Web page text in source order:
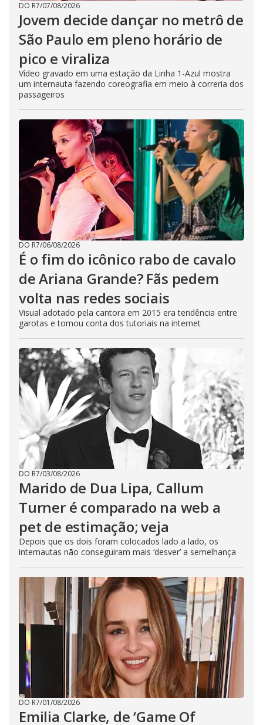
DO R7/07/08/2026
Jovem decide dançar no metrô de
São Paulo em pleno horário de
pico e viraliza
Vídeo gravado em uma estação da Linha 1-Azul mostra
um internauta fazendo coreografia em meio à correria dos
passageiros
DO R7/06/08/2026
É o fim do icônico rabo de cavalo
de Ariana Grande? Fãs pedem
volta nas redes sociais
Visual adotado pela cantora em 2015 era tendência entre
garotas e tomou conta dos tutoriais na internet
DO R7/03/08/2026
Marido de Dua Lipa, Callum
Turner é comparado na web a
pet de estimação; veja
Depois que os dois foram colocados lado a lado, os
internautas não conseguiram mais ‘desver’ a semelhança
DO R7/01/08/2026
Emilia Clarke, de ‘Game Of